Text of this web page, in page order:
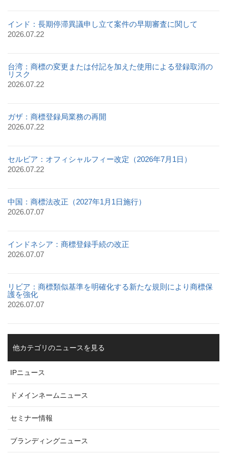
インド：長期停滞異議申し立て案件の早期審査に関して
2026.07.22
台湾：商標の変更または付記を加えた使用による登録取消の
リスク
2026.07.22
ガザ：商標登録局業務の再開
2026.07.22
セルビア：オフィシャルフィー改定（2026年7月1日）
2026.07.22
中国：商標法改正（2027年1月1日施行）
2026.07.07
インドネシア：商標登録手続の改正
2026.07.07
リビア：商標類似基準を明確化する新たな規則により商標保
護を強化
2026.07.07
他カテゴリのニュースを見る
IPニュース
ドメインネームニュース
セミナー情報
ブランディングニュース